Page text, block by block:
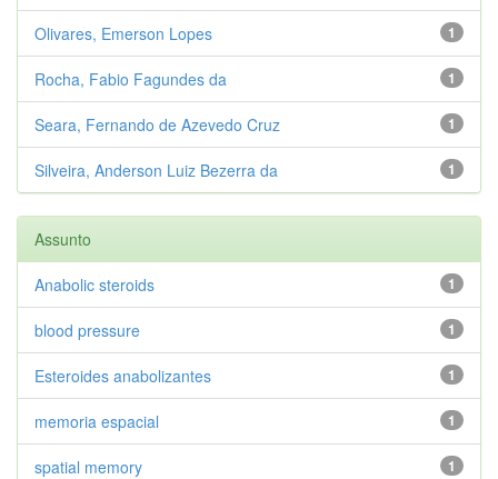
1
Olivares, Emerson Lopes
1
Rocha, Fabio Fagundes da
1
Seara, Fernando de Azevedo Cruz
1
Silveira, Anderson Luiz Bezerra da
Assunto
1
Anabolic steroids
1
blood pressure
1
Esteroides anabolizantes
1
memoria espacial
1
spatial memory